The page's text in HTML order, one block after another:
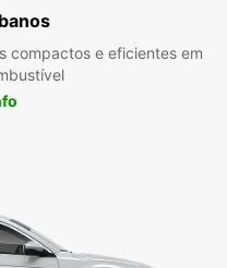
compactos e eficientes em